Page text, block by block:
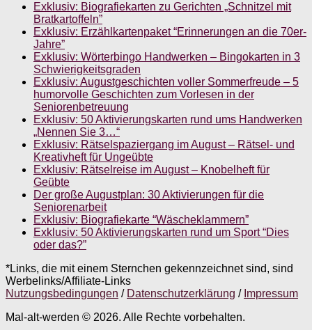
Exklusiv: Biografiekarten zu Gerichten „Schnitzel mit
Bratkartoffeln”
Exklusiv: Erzählkartenpaket “Erinnerungen an die 70er-
Jahre”
Exklusiv: Wörterbingo Handwerken – Bingokarten in 3
Schwierigkeitsgraden
Exklusiv: Augustgeschichten voller Sommerfreude – 5
humorvolle Geschichten zum Vorlesen in der
Seniorenbetreuung
Exklusiv: 50 Aktivierungskarten rund ums Handwerken
„Nennen Sie 3…“
Exklusiv: Rätselspaziergang im August – Rätsel- und
Kreativheft für Ungeübte
Exklusiv: Rätselreise im August – Knobelheft für
Geübte
Der große Augustplan: 30 Aktivierungen für die
Seniorenarbeit
Exklusiv: Biografiekarte “Wäscheklammern”
Exklusiv: 50 Aktivierungskarten rund um Sport “Dies
oder das?”
*Links, die mit einem Sternchen gekennzeichnet sind, sind
Werbelinks/Affiliate-Links
Nutzungsbedingungen / Datenschutzerklärung / Impressum
Mal-alt-werden © 2026. Alle Rechte vorbehalten.